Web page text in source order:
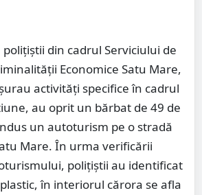
polițiștii din cadrul Serviciului de
Economice Satu Mare,
activități specifice în cadrul
au oprit un bărbat de 49 de
un autoturism pe o stradă
Mare. În urma verificării
polițiștii au identificat
în interiorul cărora se afla